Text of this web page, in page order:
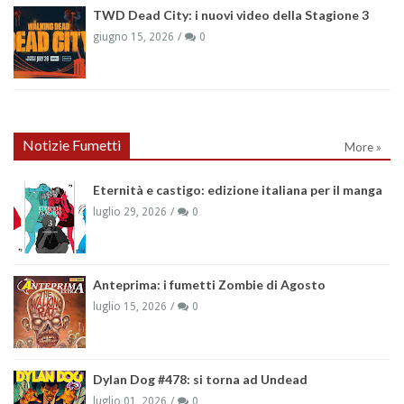
TWD Dead City: i nuovi video della Stagione 3
giugno 15, 2026 0
Notizie Fumetti More »
Eternità e castigo: edizione italiana per il manga
luglio 29, 2026 0
Anteprima: i fumetti Zombie di Agosto
luglio 15, 2026 0
Dylan Dog #478: si torna ad Undead
luglio 01, 2026 0